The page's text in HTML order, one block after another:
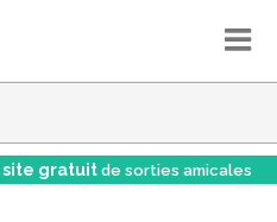
site gratuit de sorties amicales